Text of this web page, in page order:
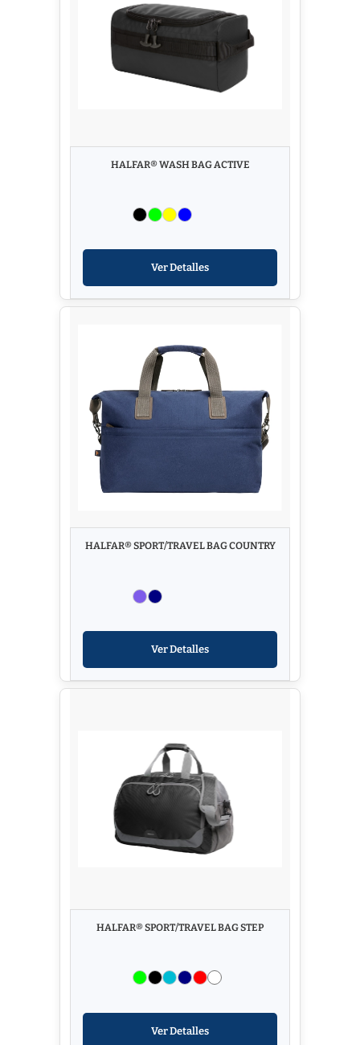
HALFAR® WASH BAG ACTIVE
Ver Detalles
HALFAR® SPORT/TRAVEL BAG COUNTRY
Ver Detalles
HALFAR® SPORT/TRAVEL BAG STEP
Ver Detalles